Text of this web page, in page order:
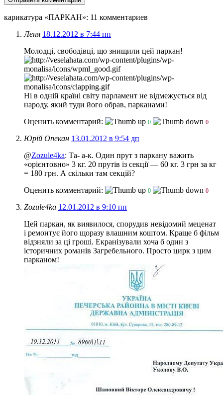
карикатура «ПАРКАН»: 11 комментариев
Леня 18.12.2012 в 7:44 пп
Молодці, свободівці, що знищили цей паркан!
Ні в одній країні світу парламент не відмежується від
народу, який туди його обрав, парканами!
Оценить комментарий:
0 0
Юрій Опекан 13.01.2012 в 9:54 дп
@Zozule4ka: Та- а-к. Один прут з паркану важить
«орієнтовно» 3 кг. 20 прутів із секції — 60 кг. 3 грн за кг
= 180 грн. А скільки там секцій?
Оценить комментарий:
0 0
Zozule4ka 12.01.2012 в 9:10 пп
Цей паркан, як виявилося, спорудив невідомий меценат
і ремонтує його щоразу влашним коштом. Краще б фільм
відзняли за ці гроші. Екранізували хоча б один з
історичних романів Загребельного. Просто цирк з цим
парканом!